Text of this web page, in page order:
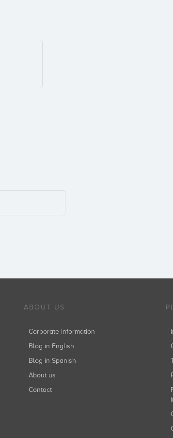
ABOUT US
Corporate information
Blog in English
Blog in Spanish
About us
Contact
Política de